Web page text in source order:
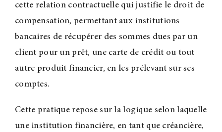
cette relation contractuelle qui justifie le droit de
compensation, permettant aux institutions
bancaires de récupérer des sommes dues par un
client pour un prêt, une carte de crédit ou tout
autre produit financier, en les prélevant sur ses
comptes.
Cette pratique repose sur la logique selon laquelle
une institution financière, en tant que créancière,